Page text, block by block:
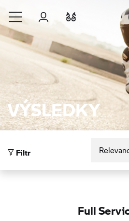
Přejít na hlavní obsah
Přihlášení
VÝSLEDKY
Filtr
Full